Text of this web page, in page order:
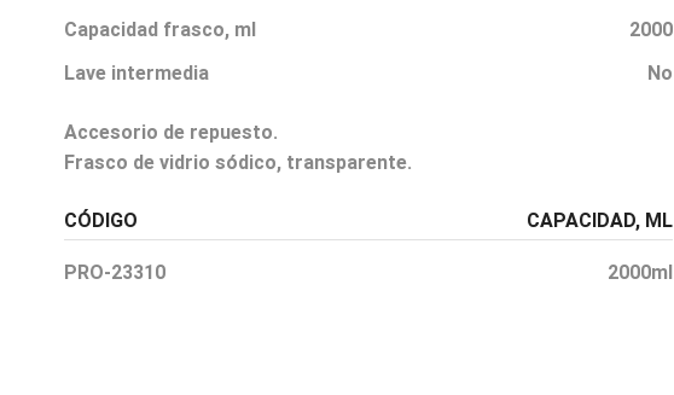
Capacidad frasco, ml
2000
Lave intermedia
No
Accesorio de repuesto.
Frasco de vidrio sódico, transparente.
CÓDIGO CAPACIDAD, ML
PRO-23310 2000ml